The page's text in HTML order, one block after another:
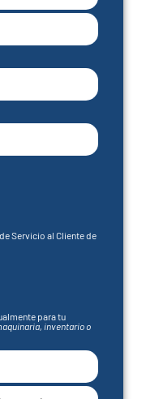
Servicio al Cliente de
para tu
inventario o